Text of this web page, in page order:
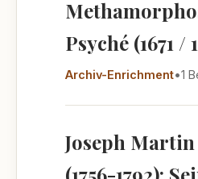
Psyché (1671 /
Archiv-Enrichment•1
Joseph